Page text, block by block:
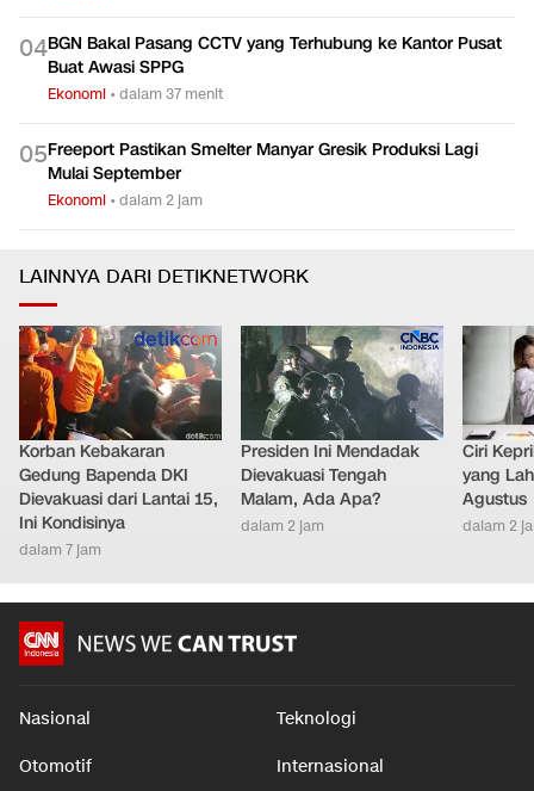
04BGN Bakal Pasang CCTV yang Terhubung ke Kantor Pusat
Buat Awasi SPPG
Ekonomi •dalam 37 menit
05Freeport Pastikan Smelter Manyar Gresik Produksi Lagi
Mulai September
Ekonomi •dalam 2 jam
LAINNYA DARI DETIKNETWORK
Korban Kebakaran
Gedung Bapenda DKI
Dievakuasi dari Lantai 15,
Ini Kondisinya
dalam 7 jam
Presiden Ini Mendadak
Dievakuasi Tengah
Malam, Ada Apa?
dalam 2 jam
Ciri
yang
Agustus
dalam 2
Nasional Teknologi
Otomotif Internasional